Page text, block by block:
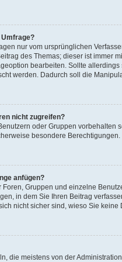
nur vom ursprünglichen
des Themas; dieser ist immer
bearbeiten. Sollte
werden. Dadurch soll die
nicht zugreifen?
oder Gruppen
besondere
anfügen?
Gruppen und einzelne
in dem Sie Ihren Beitrag
nicht sicher sind, wieso Sie
die meistens von der